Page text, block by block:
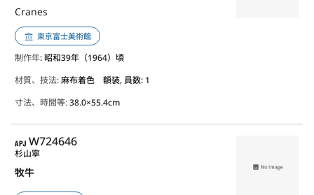
Cranes
東京富士美術館
制作年: 昭和39年（1964）頃
材質、技法:麻布着色 額装, 員数: 1
寸法、時間等:38.0×55.4cm
APJ
W724646
牧牛
杉山寧